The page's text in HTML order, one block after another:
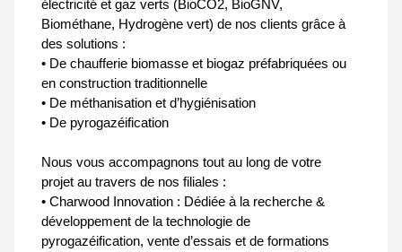
électricité et gaz verts (BioCO2, BioGNV,
Biométhane, Hydrogène vert) de nos clients grâce à
des solutions :
• De chaufferie biomasse et biogaz préfabriquées ou
en construction traditionnelle
• De méthanisation et d’hygiénisation
• De pyrogazéification
Nous vous accompagnons tout au long de votre
projet au travers de nos filiales :
• Charwood Innovation : Dédiée à la recherche &
développement de la technologie de
pyrogazéification, vente d’essais et de formations